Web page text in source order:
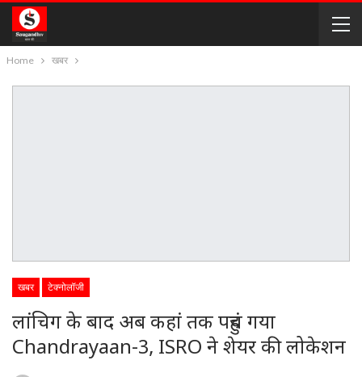
Home खबर
खबर टेक्नोलॉजी
लांचिग के बाद अब कहां तक पहुंच गया
Chandrayaan-3, ISRO ने शेयर की लोकेशन